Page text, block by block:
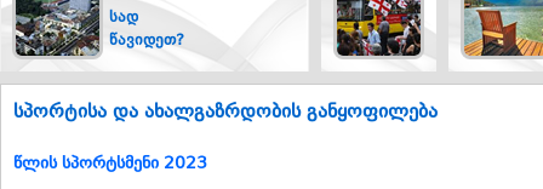
სად
წავიდეთ?
ტრანსპორტი
სპორტისა და ახალგაზრდობის განყოფილება
წლის სპორტსმენი 2023